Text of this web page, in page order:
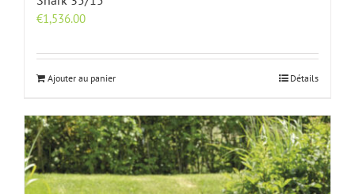
€1,536.00
Ajouter au panier Détails